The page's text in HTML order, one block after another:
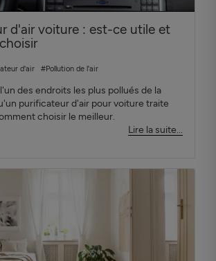
d'air voiture : est-ce utile et
d'air
#Pollution de l'air
des endroits les plus pollués de la
purificateur d'air pour voiture traite
choisir le meilleur.
Lire la suite...